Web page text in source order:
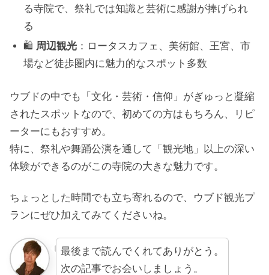
る寺院で、祭礼では知識と芸術に感謝が捧げられ
る
🛍️ 周辺観光 ：ロータスカフェ、美術館、王宮、市
場など徒歩圏内に魅力的なスポット多数
ウブドの中でも「文化・芸術・信仰」がぎゅっと凝縮
されたスポットなので、初めての方はもちろん、リピ
ーターにもおすすめ。
特に、祭礼や舞踊公演を通して「観光地」以上の深い
体験ができるのがこの寺院の大きな魅力です。
ちょっとした時間でも立ち寄れるので、ウブド観光プ
ランにぜひ加えてみてくださいね。
最後まで読んでくれてありがとう。
次の記事でお会いしましょう。